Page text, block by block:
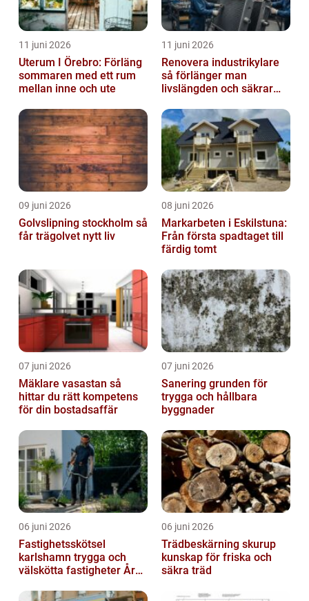
11 juni 2026
Uterum I Örebro: Förläng
sommaren med ett rum
mellan inne och ute
11 juni 2026
Renovera industrikylare
så förlänger man
livslängden och säkrar
09 juni 2026
Golvslipning stockholm så
får trägolvet nytt liv
08 juni 2026
Markarbeten i Eskilstuna:
Från första spadtaget till
färdig tomt
07 juni 2026
Mäklare vasastan så
hittar du rätt kompetens
för din bostadsaffär
07 juni 2026
Sanering grunden för
trygga och hållbara
byggnader
06 juni 2026
Fastighetsskötsel
karlshamn trygga och
välskötta fastigheter Året
06 juni 2026
Trädbeskärning skurup
kunskap för friska och
säkra träd